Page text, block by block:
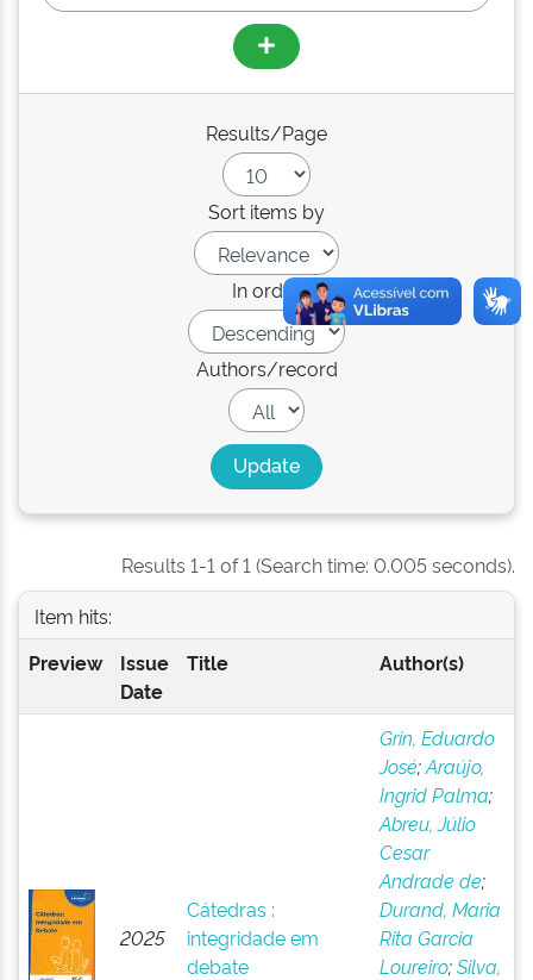
Results/Page
Sort items by
In order
Authors/record
Results 1-1 of 1 (Search time: 0.005 seconds).
Item hits:
Preview
Issue
Date
Title Author(s)
2025
Cátedras :
integridade em
debate
Grin, Eduardo
José;Araújo,
Ingrid Palma;
Abreu, Júlio
Cesar
Andrade de;
Durand, Maria
Rita Garcia
Loureiro;Silva,